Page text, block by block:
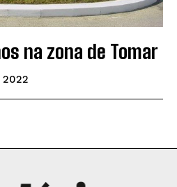
na zona de Tomar
2022